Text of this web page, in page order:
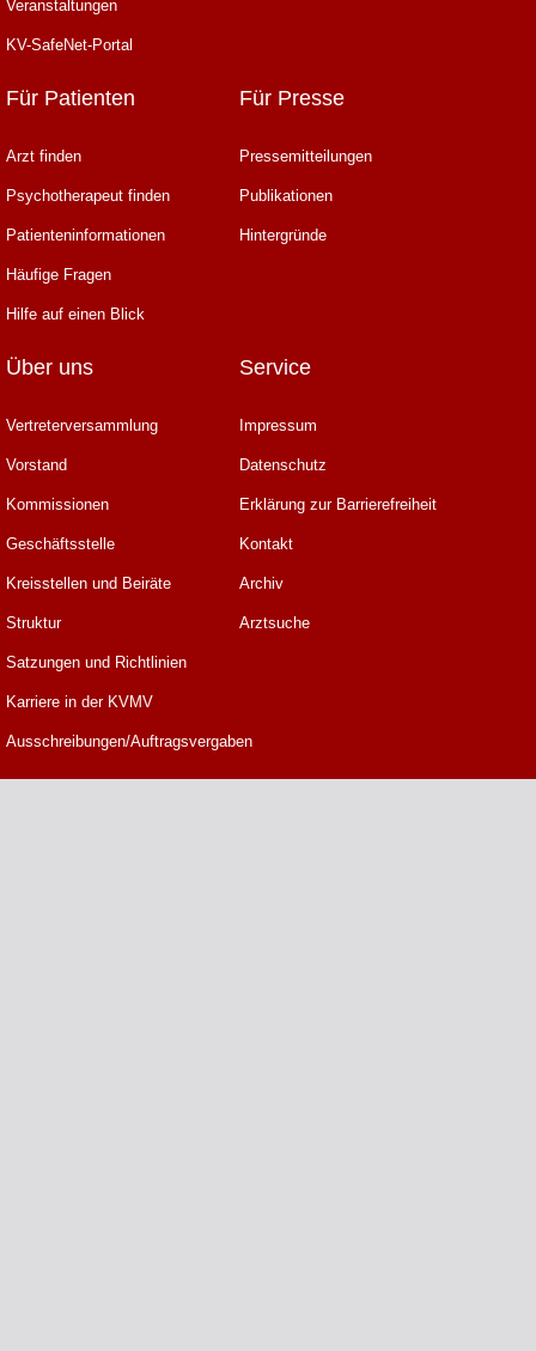
Veranstaltungen
KV-SafeNet-Portal
Für Patienten
Arzt finden
Psychotherapeut finden
Patienteninformationen
Häufige Fragen
Hilfe auf einen Blick
Für Presse
Pressemitteilungen
Publikationen
Hintergründe
Über uns
Vertreterversammlung
Vorstand
Kommissionen
Geschäftsstelle
Kreisstellen und Beiräte
Struktur
Satzungen und Richtlinien
Karriere in der KVMV
Ausschreibungen/Auftragsvergaben
Service
Impressum
Datenschutz
Erklärung zur Barrierefreiheit
Kontakt
Archiv
Arztsuche